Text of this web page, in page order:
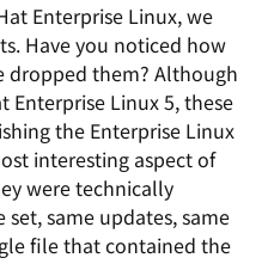
Enterprise Linux, we
Have you noticed how
dropped them? Although
Enterprise Linux 5, these
the Enterprise Linux
interesting aspect of
were technically
same updates, same
file that contained the